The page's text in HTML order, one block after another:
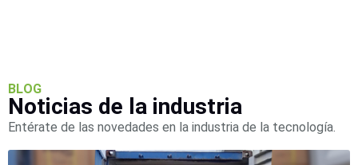
Cams
Videoporteros
Interfonos
BLOG
Noticias de la industria
Entérate de las novedades en la industria de la tecnología.